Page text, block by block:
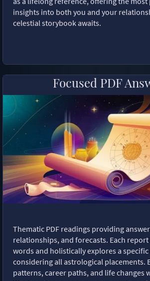
insights into both you and your
celestial storybook awaits.
Focused PDF
Thematic PDF readings providing
relationships, and forecasts. Each
words and holistically explores a specific
considering all astrological placements.
patterns, career paths, and life changes